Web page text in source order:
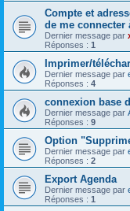
Compte et
de me connecter
Dernier message par
Réponses : 1
Imprimer/
Dernier message par
Réponses : 4
connexion base
Dernier message par
Réponses : 9
Option
Dernier message par
Réponses : 2
Export Agenda
Dernier message par
Réponses : 1